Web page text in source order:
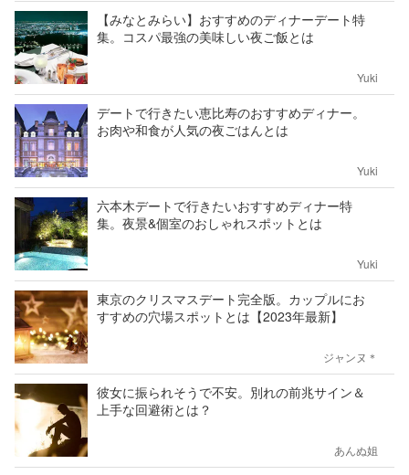
【みなとみらい】おすすめのディナーデート特
集。コスパ最強の美味しい夜ご飯とは
Yuki
デートで行きたい恵比寿のおすすめディナー。
お肉や和食が人気の夜ごはんとは
Yuki
六本木デートで行きたいおすすめディナー特
集。夜景&個室のおしゃれスポットとは
Yuki
東京のクリスマスデート完全版。カップルにお
すすめの穴場スポットとは【2023年最新】
ジャンヌ＊
彼女に振られそうで不安。別れの前兆サイン＆
上手な回避術とは？
あんぬ姐